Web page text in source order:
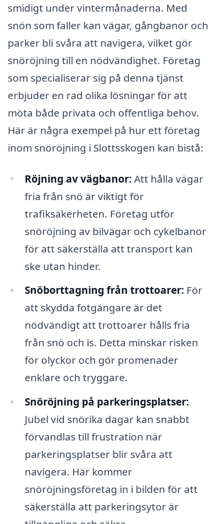
smidigt under vintermånaderna. Med
snön som faller kan vägar, gångbanor och
parker bli svåra att navigera, vilket gör
snöröjning till en nödvändighet. Företag
som specialiserar sig på denna tjänst
erbjuder en rad olika lösningar för att
möta både privata och offentliga behov.
Här är några exempel på hur ett företag
inom snöröjning i Slottsskogen kan bistå:
Röjning av vägbanor: Att hålla vägar
fria från snö är viktigt för
trafiksäkerheten. Företag utför
snöröjning av bilvägar och cykelbanor
för att säkerställa att transport kan
ske utan hinder.
Snöborttagning från trottoarer: För
att skydda fotgängare är det
nödvändigt att trottoarer hålls fria
från snö och is. Detta minskar risken
för olyckor och gör promenader
enklare och tryggare.
Snöröjning på parkeringsplatser:
Jubel vid snörika dagar kan snabbt
förvandlas till frustration när
parkeringsplatser blir svåra att
navigera. Här kommer
snöröjningsföretag in i bilden för att
säkerställa att parkeringsytor är